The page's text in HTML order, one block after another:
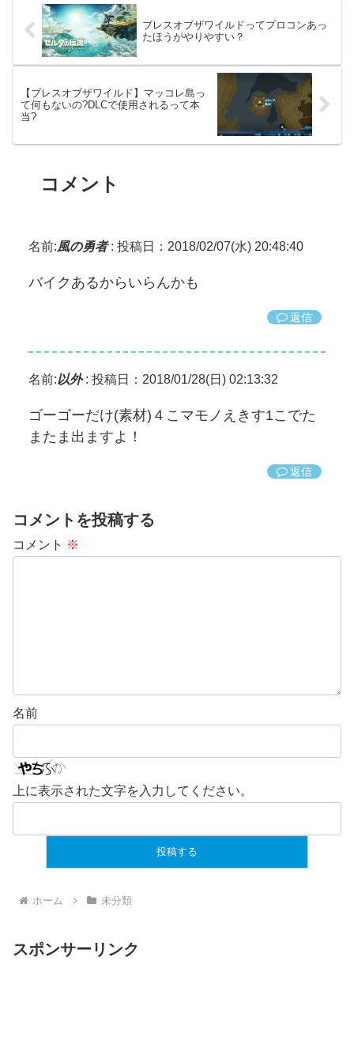
ブレスオブザワイルドってプロコンあっ
たほうがやりやすい？
【ブレスオブザワイルド】マッコレ島っ
て何もないの?DLCで使用されるって本
当?
コメント
名前:風の勇者: 投稿日：2018/02/07(水) 20:48:40
バイクあるからいらんかも
返信
名前:以外: 投稿日：2018/01/28(日) 02:13:32
ゴーゴーだけ(素材)４こマモノえきす1こでた
またま出ますよ！
返信
コメントを投稿する
コメント ※
名前
上に表示された文字を入力してください。
ホーム 未分類
スポンサーリンク